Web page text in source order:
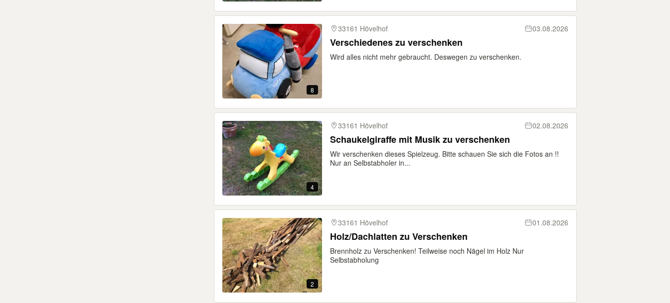
8
33161 Hövelhof 03.08.2026
Verschiedenes zu verschenken
Wird alles nicht mehr gebraucht. Deswegen zu verschenken.
4
33161 Hövelhof 02.08.2026
Schaukelgiraffe mit Musik zu verschenken
Wir verschenken dieses Spielzeug. Bitte schauen Sie sich die Fotos an !!
Nur an Selbstabholer in...
2
33161 Hövelhof 01.08.2026
Holz/Dachlatten zu Verschenken
Brennholz zu Verschenken! Teilweise noch Nägel im Holz Nur
Selbstabholung